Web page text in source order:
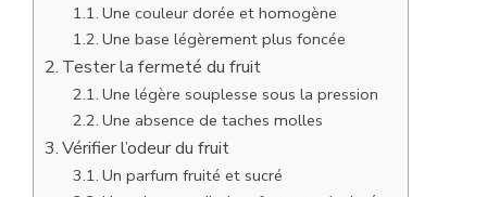
Une couleur dorée et homogène
Une base légèrement plus foncée
Tester la fermeté du fruit
Une légère souplesse sous la pression
Une absence de taches molles
Vérifier l’odeur du fruit
Un parfum fruité et sucré